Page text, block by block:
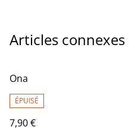
Articles connexes
Ona
ÉPUISÉ
7,90 €